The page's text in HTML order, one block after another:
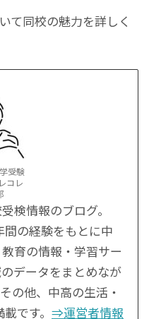
て同校の魅力を詳しく
受験
コレ
検情報のブログ。
間の経験をもとに中
育の情報・学習サー
データをまとめなが
の他、中高の生活・
です。 ⇒運営者情報